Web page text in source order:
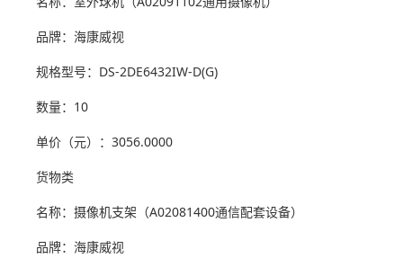
品牌：海康威视
规格型号：DS-2DE6432IW-D(G)
数量：10
单价（元）：3056.0000
货物类
名称：摄像机支架（A02081400通信配套设备）
品牌：海康威视